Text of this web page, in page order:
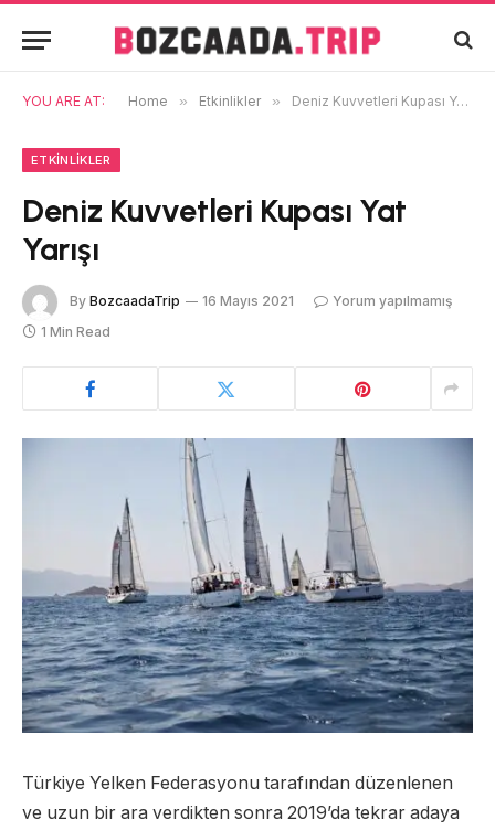
YOU ARE AT: Home » Etkinlikler » Deniz Kuvvetleri Kupası Yat Yarışı
ETKINLIKLER
Deniz Kuvvetleri Kupası Yat
Yarışı
By BozcaadaTrip 16 Mayıs 2021
Yorum yapılmamış
1 Min Read
Türkiye Yelken Federasyonu tarafından düzenlenen
ve uzun bir ara verdikten sonra 2019’da tekrar adaya